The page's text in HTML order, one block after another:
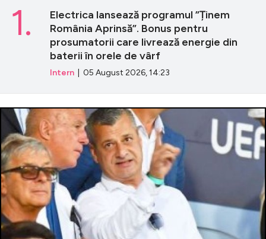
Electrica lansează programul ”Ținem
România Aprinsă”. Bonus pentru
prosumatorii care livrează energie din
baterii în orele de vârf
Intern | 05 August 2026, 14:23
1.